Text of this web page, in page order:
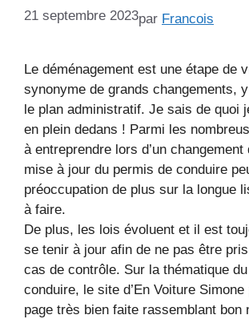
21 septembre 2023par Francois
Le déménagement est une étape de
synonyme de grands changements,
le plan administratif. Je sais de quoi
en plein dedans ! Parmi les
à entreprendre lors d’un changement
mise à jour du permis de conduire
préoccupation de plus sur la longue
à faire.
De plus, les lois évoluent et il est
se tenir à jour afin de ne pas être
cas de contrôle. Sur la thématique
conduire, le site d’En Voiture
page très bien faite rassemblant bon